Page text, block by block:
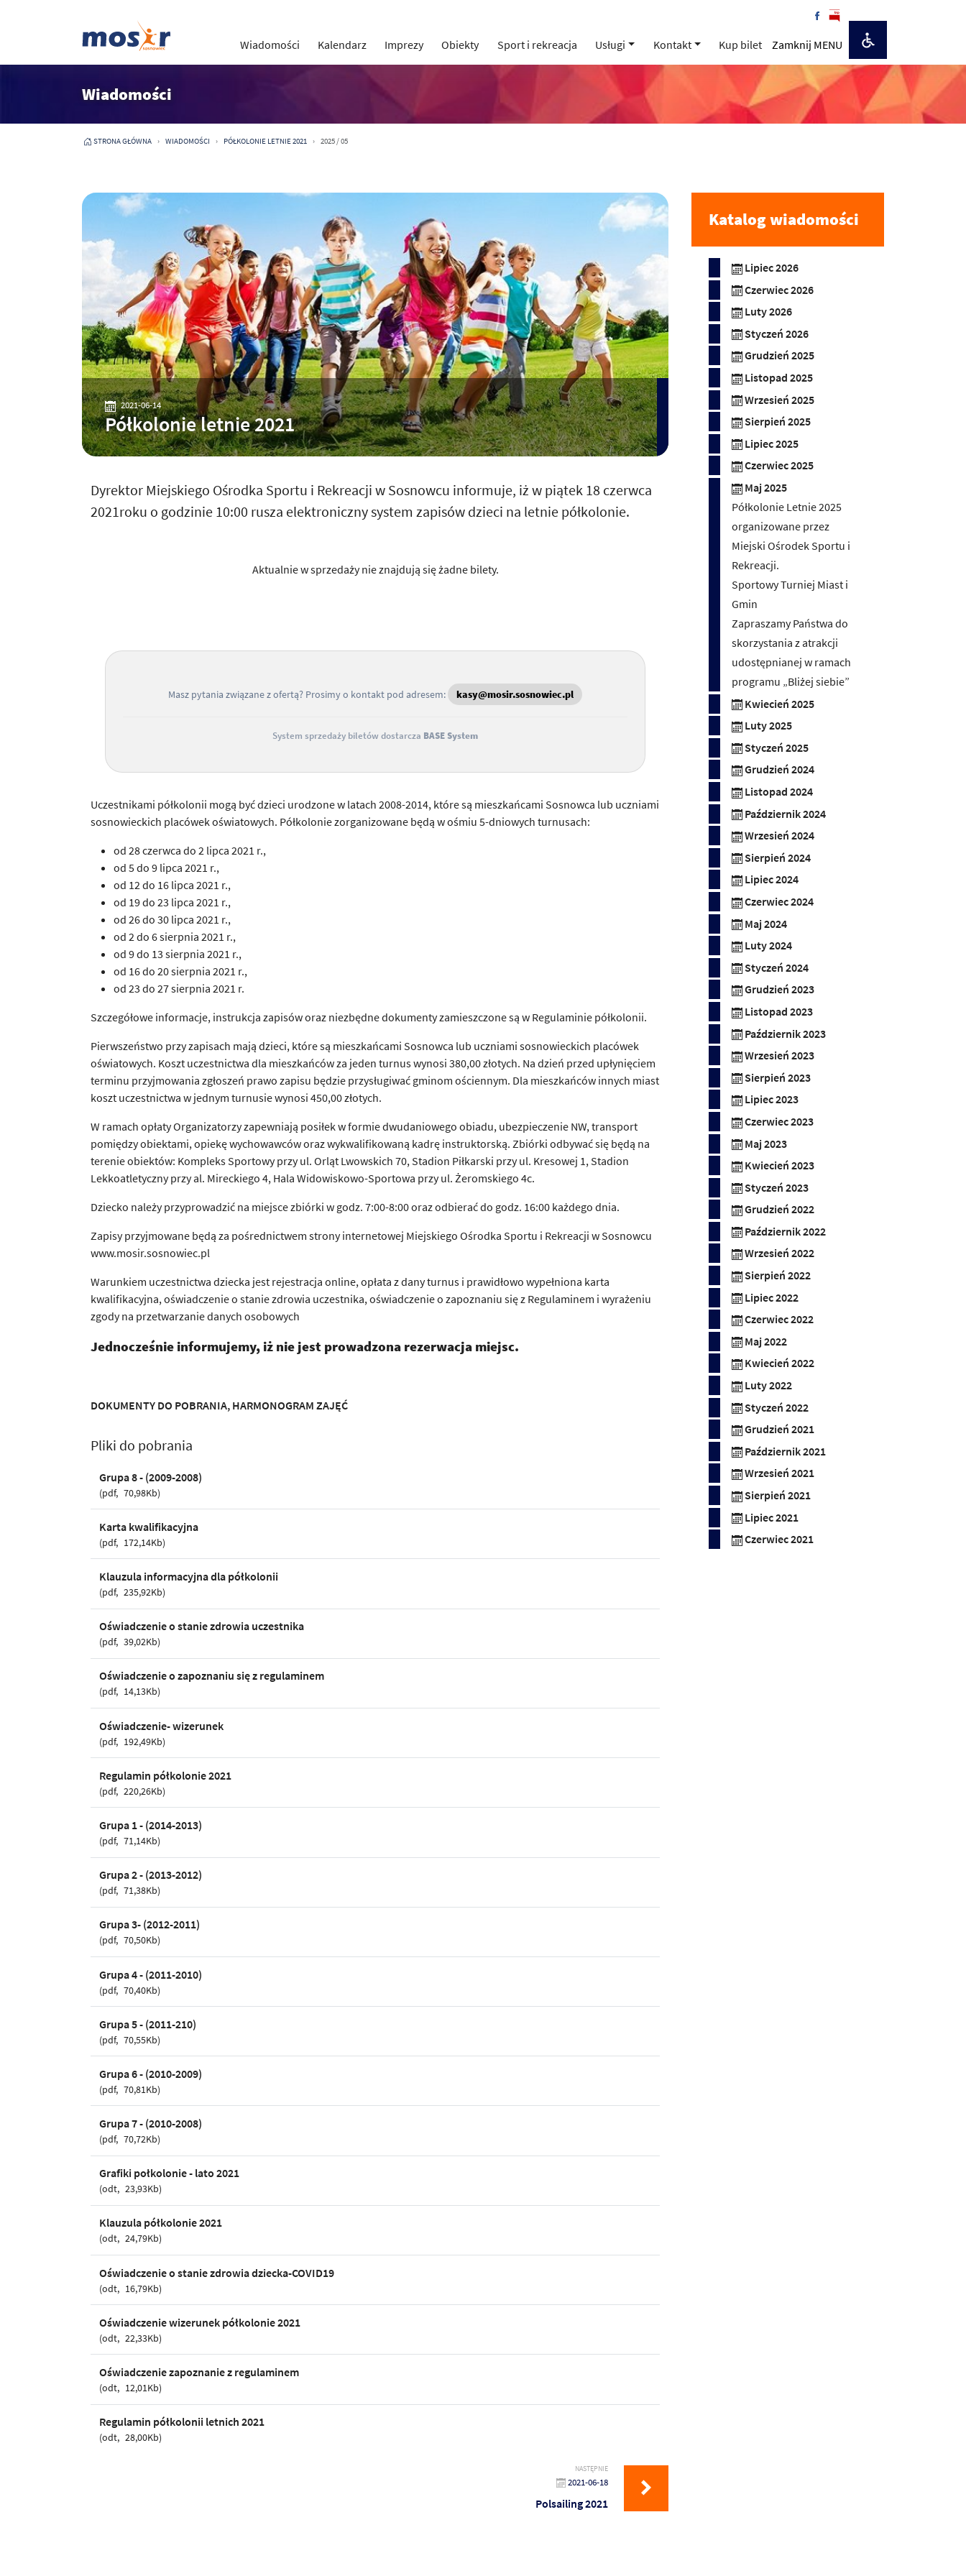
Wiadomości Kalendarz Imprezy Obiekty Sport i rekreacja Usługi Kontakt Kup bilet Zamknij MENU
Wiadomości
STRONA GŁÓWNA WIADOMOŚCI PÓŁKOLONIE LETNIE 2021 2025 / 05
2021-06-14
Półkolonie letnie 2021
Dyrektor Miejskiego Ośrodka Sportu i Rekreacji w Sosnowcu informuje, iż w piątek 18 czerwca
2021roku o godzinie 10:00 rusza elektroniczny system zapisów dzieci na letnie półkolonie.
Aktualnie w sprzedaży nie znajdują się żadne bilety.
Masz pytania związane z ofertą? Prosimy o kontakt pod adresem: kasy@mosir.sosnowiec.pl
System sprzedaży biletów dostarcza BASE System
Uczestnikami półkolonii mogą być dzieci urodzone w latach 2008-2014, które są mieszkańcami Sosnowca lub uczniami
sosnowieckich placówek oświatowych. Półkolonie zorganizowane będą w ośmiu 5-dniowych turnusach:
od 28 czerwca do 2 lipca 2021 r.,
od 5 do 9 lipca 2021 r.,
od 12 do 16 lipca 2021 r.,
od 19 do 23 lipca 2021 r.,
od 26 do 30 lipca 2021 r.,
od 2 do 6 sierpnia 2021 r.,
od 9 do 13 sierpnia 2021 r.,
od 16 do 20 sierpnia 2021 r.,
od 23 do 27 sierpnia 2021 r.
Szczegółowe informacje, instrukcja zapisów oraz niezbędne dokumenty zamieszczone są w Regulaminie półkolonii.
Pierwszeństwo przy zapisach mają dzieci, które są mieszkańcami Sosnowca lub uczniami sosnowieckich placówek
oświatowych. Koszt uczestnictwa dla mieszkańców za jeden turnus wynosi 380,00 złotych. Na dzień przed upłynięciem
terminu przyjmowania zgłoszeń prawo zapisu będzie przysługiwać gminom ościennym. Dla mieszkańców innych miast
koszt uczestnictwa w jednym turnusie wynosi 450,00 złotych.
W ramach opłaty Organizatorzy zapewniają posiłek w formie dwudaniowego obiadu, ubezpieczenie NW, transport
pomiędzy obiektami, opiekę wychowawców oraz wykwalifikowaną kadrę instruktorską. Zbiórki odbywać się będą na
terenie obiektów: Kompleks Sportowy przy ul. Orląt Lwowskich 70, Stadion Piłkarski przy ul. Kresowej 1, Stadion
Lekkoatletyczny przy al. Mireckiego 4, Hala Widowiskowo-Sportowa przy ul. Żeromskiego 4c.
Dziecko należy przyprowadzić na miejsce zbiórki w godz. 7:00-8:00 oraz odbierać do godz. 16:00 każdego dnia.
Zapisy przyjmowane będą za pośrednictwem strony internetowej Miejskiego Ośrodka Sportu i Rekreacji w Sosnowcu
www.mosir.sosnowiec.pl
Warunkiem uczestnictwa dziecka jest rejestracja online, opłata z dany turnus i prawidłowo wypełniona karta
kwalifikacyjna, oświadczenie o stanie zdrowia uczestnika, oświadczenie o zapoznaniu się z Regulaminem i wyrażeniu
zgody na przetwarzanie danych osobowych
Jednocześnie informujemy, iż nie jest prowadzona rezerwacja miejsc.
DOKUMENTY DO POBRANIA, HARMONOGRAM ZAJĘĆ
Pliki do pobrania
Grupa 8 - (2009-2008)
pdf 70,98Kb
Karta kwalifikacyjna
pdf 172,14Kb
Klauzula informacyjna dla półkolonii
pdf 235,92Kb
Oświadczenie o stanie zdrowia uczestnika
pdf 39,02Kb
Oświadczenie o zapoznaniu się z regulaminem
pdf 14,13Kb
Oświadczenie- wizerunek
pdf 192,49Kb
Regulamin półkolonie 2021
pdf 220,26Kb
Grupa 1 - (2014-2013)
pdf 71,14Kb
Grupa 2 - (2013-2012)
pdf 71,38Kb
Grupa 3- (2012-2011)
pdf 70,50Kb
Grupa 4 - (2011-2010)
pdf 70,40Kb
Grupa 5 - (2011-210)
pdf 70,55Kb
Grupa 6 - (2010-2009)
pdf 70,81Kb
Grupa 7 - (2010-2008)
pdf 70,72Kb
Grafiki połkolonie - lato 2021
odt 23,93Kb
Klauzula półkolonie 2021
odt 24,79Kb
Oświadczenie o stanie zdrowia dziecka-COVID19
odt 16,79Kb
Oświadczenie wizerunek półkolonie 2021
odt 22,33Kb
Oświadczenie zapoznanie z regulaminem
odt 12,01Kb
Regulamin półkolonii letnich 2021
odt 28,00Kb
NASTĘPNIE
2021-06-18
Polsailing 2021
Katalog wiadomości
Lipiec 2026
Czerwiec 2026
Luty 2026
Styczeń 2026
Grudzień 2025
Listopad 2025
Wrzesień 2025
Sierpień 2025
Lipiec 2025
Czerwiec 2025
Maj 2025
Półkolonie Letnie 2025
organizowane przez
Miejski Ośrodek Sportu i
Rekreacji.
Sportowy Turniej Miast i
Gmin
Zapraszamy Państwa do
skorzystania z atrakcji
udostępnianej w ramach
programu „Bliżej siebie”
Kwiecień 2025
Luty 2025
Styczeń 2025
Grudzień 2024
Listopad 2024
Październik 2024
Wrzesień 2024
Sierpień 2024
Lipiec 2024
Czerwiec 2024
Maj 2024
Luty 2024
Styczeń 2024
Grudzień 2023
Listopad 2023
Październik 2023
Wrzesień 2023
Sierpień 2023
Lipiec 2023
Czerwiec 2023
Maj 2023
Kwiecień 2023
Styczeń 2023
Grudzień 2022
Październik 2022
Wrzesień 2022
Sierpień 2022
Lipiec 2022
Czerwiec 2022
Maj 2022
Kwiecień 2022
Luty 2022
Styczeń 2022
Grudzień 2021
Październik 2021
Wrzesień 2021
Sierpień 2021
Lipiec 2021
Czerwiec 2021